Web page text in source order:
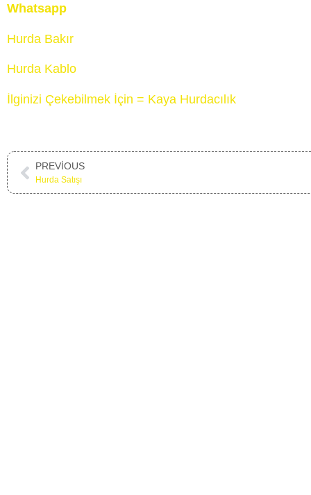
Whatsapp
Hurda Bakır
Hurda Kablo
İlginizi Çekebilmek İçin = Kaya Hurdacılık
PREVIOUS
Hurda Satışı